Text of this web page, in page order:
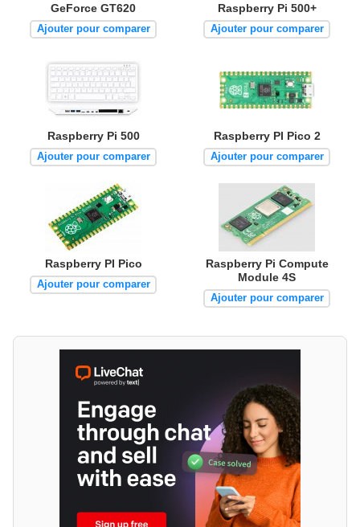
GeForce GT620
Ajouter pour comparer
Raspberry Pi 500+
Ajouter pour comparer
Raspberry Pi 500
Ajouter pour comparer
Raspberry PI Pico 2
Ajouter pour comparer
Raspberry PI Pico
Ajouter pour comparer
Raspberry Pi Compute
Module 4S
Ajouter pour comparer